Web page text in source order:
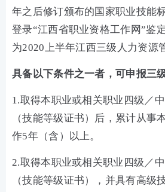
年之后修订颁布的国家职业技能
登录“江西省职业资格工作网”鉴
为2020上半年江西三级人力资源
具备以下条件之一者，可申报三
1.取得本职业或相关职业四级／
（技能等级证书）后，累计从事
作5年（含）以上。
2.取得本职业或相关职业四级／
（技能等级证书），并具有高级